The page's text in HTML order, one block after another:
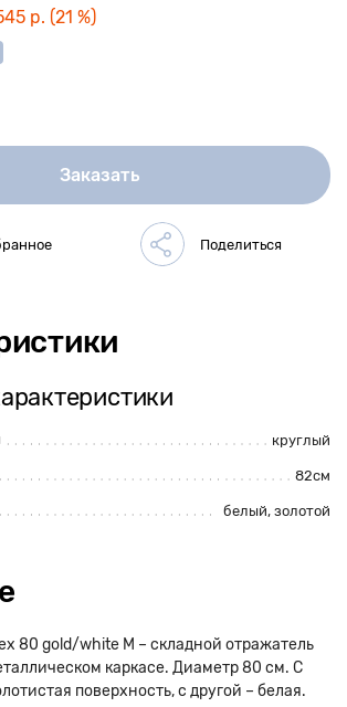
р. (21 %)
Заказать
круглый
82см
белый, золотой
80 gold/white M – складной отражатель
каркасе. Диаметр 80 см. С
поверхность, с другой – белая.